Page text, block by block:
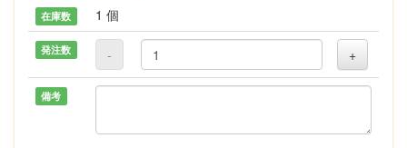
在庫数 1 個
発注数 - +
備考